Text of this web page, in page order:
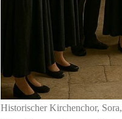
Historischer Kirchenchor,